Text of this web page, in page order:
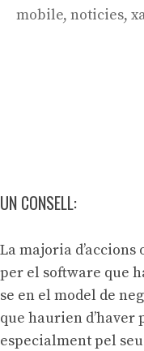
mobile, noticies,
UN CONSELL:
La majoria
per el software que
se en el model de
que haurien d’haver
especialment pel